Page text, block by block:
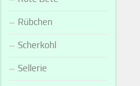
Rübchen
Scherkohl
Sellerie